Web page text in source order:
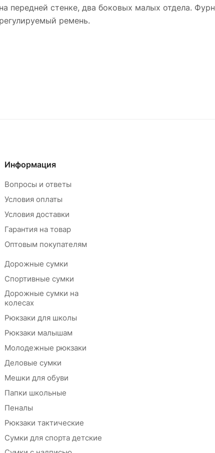
передней стенке, два боковых малых отдела.
ремень.
Информация
Вопросы и ответы
Условия оплаты
Условия доставки
Гарантия на товар
Оптовым покупателям
Дорожные сумки
Спортивные сумки
Дорожные сумки на
колесах
Рюкзаки для школы
Рюкзаки малышам
Молодежные рюкзаки
Деловые сумки
Мешки для обуви
Папки школьные
Пеналы
Рюкзаки тактические
Сумки для спорта детские